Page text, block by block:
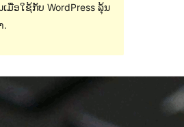
ມື່ອໃຊ້ກັບ WordPress ລຸ້ນ
.